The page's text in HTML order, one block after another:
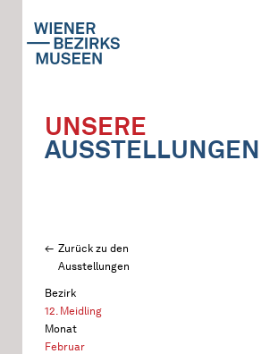
UNSERE
AUSSTELLUNGEN
Zurück zu den
Ausstellungen
Bezirk
12. Meidling
Monat
Februar